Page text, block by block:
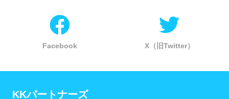
Facebook X（旧Twitter）
KKパートナーズ